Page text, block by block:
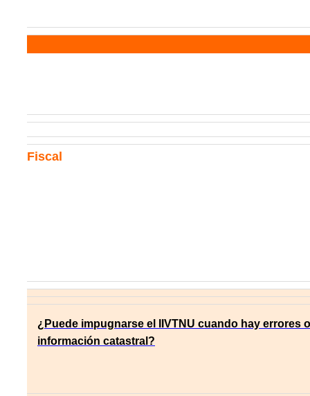
Fiscal
¿Puede impugnarse el IIVTNU cuando hay errores
información catastral?